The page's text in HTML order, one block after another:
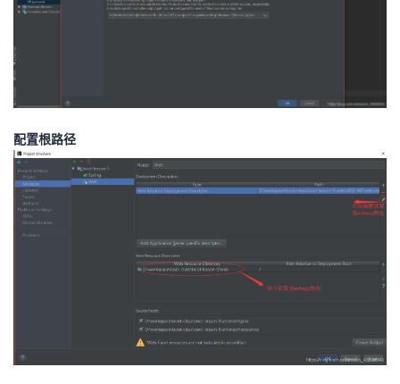
配置根路径